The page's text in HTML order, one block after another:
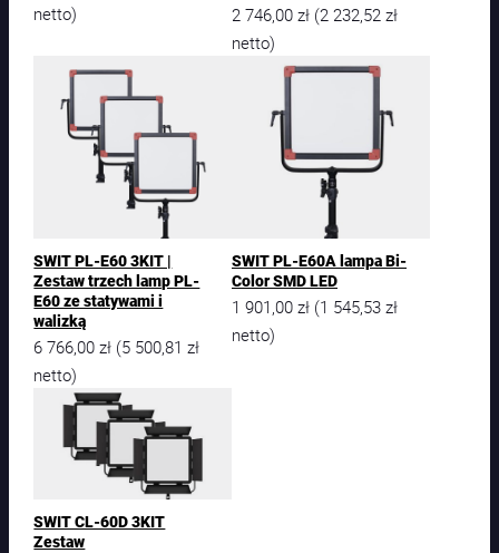
netto) 2 746,00 zł (2 232,52 zł
netto)
SWIT PL-E60 3KIT |
Zestaw trzech lamp PL-
E60 ze statywami i
walizką
6 766,00zł (5 500,81zł
netto)
SWIT PL-E60A lampa Bi-
Color SMD LED
1 901,00 zł (1 545,53 zł
netto)
SWIT CL-60D 3KIT
Zestaw